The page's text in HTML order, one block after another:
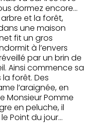
dormez encore…
et la forêt,
une maison
fit un gros
à l’envers
par un brin de
Ainsi commence sa
forêt. Des
l’araignée, en
Monsieur Pomme
en peluche, il
Point du jour…